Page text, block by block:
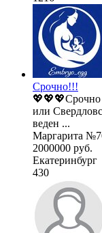
Срочно!!!
💖💖💖Срочно
или
веден ...
Маргарита
2000000 руб.
Екатеринбург
430